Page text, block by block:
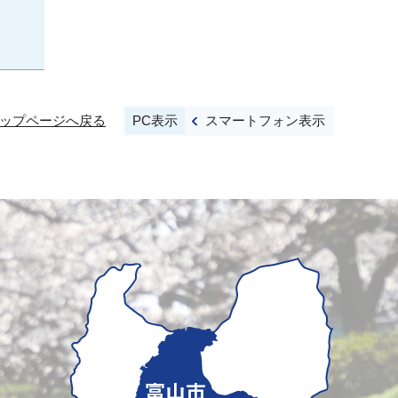
プページへ戻る PC表示 スマートフォン表示